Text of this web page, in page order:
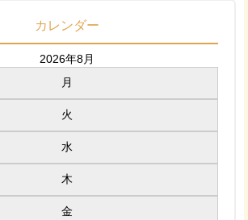
カレンダー
2026年8月
月
火
水
木
金